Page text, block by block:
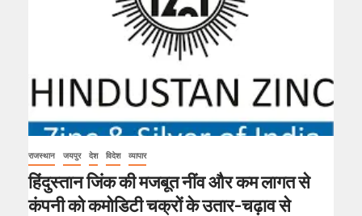
राजस्थान जयपुर देश विदेश व्यापार
हिंदुस्तान जिंक की मजबूत नींव और कम लागत से
कंपनी को कमोडिटी चक्रों के उतार-चढ़ाव से